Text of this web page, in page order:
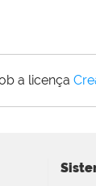
a licença